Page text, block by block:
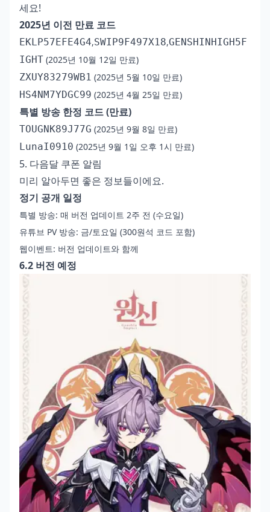
세요!
2025년 이전 만료 코드
EKLP57EFE4G4,SWIP9F497X18,GENSHINHIGH5F
IGHT (2025년 10월 12일 만료)
ZXUY83279WB1 (2025년 5월 10일 만료)
HS4NM7YDGC99 (2025년 4월 25일 만료)
특별 방송 한정 코드 (만료)
TOUGNK89J77G (2025년 9월 8일 만료)
LunaI0910 (2025년 9월 1일 오후 1시 만료)
5. 다음달 쿠폰 알림
미리 알아두면 좋은 정보들이에요.
정기 공개 일정
특별 방송: 매 버전 업데이트 2주 전 (수요일)
유튜브 PV 방송: 금/토요일 (300원석 코드 포함)
웹이벤트: 버전 업데이트와 함께
6.2 버전 예정